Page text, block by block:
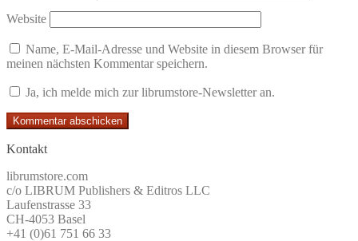
Website
Name, E-Mail-Adresse und Website in diesem Browser für
meinen nächsten Kommentar speichern.
Ja, ich melde mich zur librumstore-Newsletter an.
Kontakt
librumstore.com
c/o LIBRUM Publishers & Editros LLC
Laufenstrasse 33
CH-4053 Basel
+41 (0)61 751 66 33